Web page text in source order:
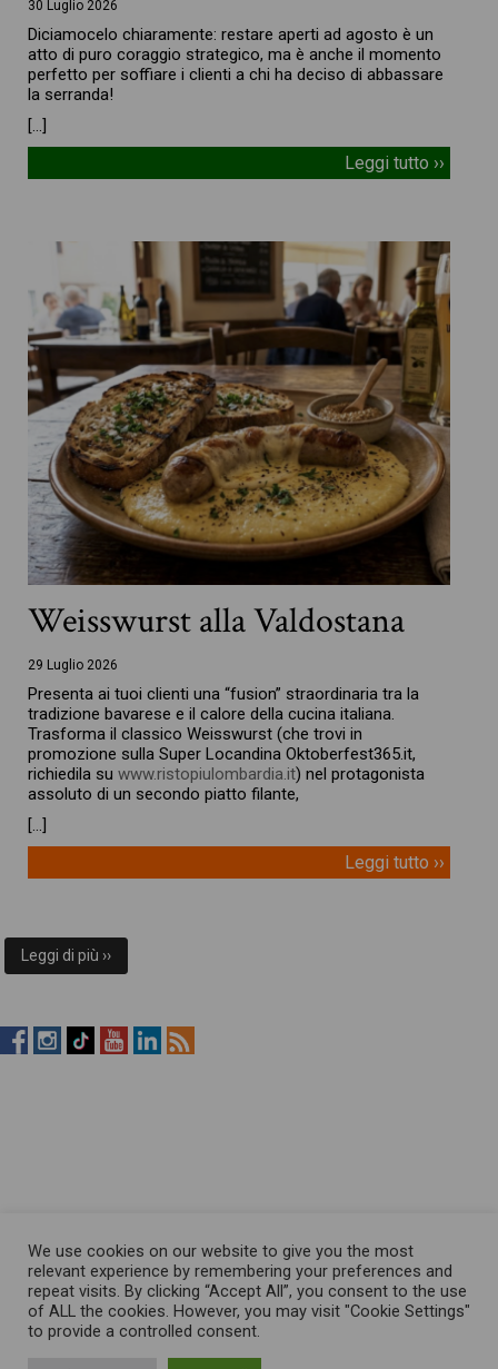
30 Luglio 2026
Diciamocelo chiaramente: restare aperti ad agosto è un
atto di puro coraggio strategico, ma è anche il momento
perfetto per soffiare i clienti a chi ha deciso di abbassare
la serranda!
[…]
Leggi tutto ››
Weisswurst alla Valdostana
29 Luglio 2026
Presenta ai tuoi clienti una “fusion” straordinaria tra la
tradizione bavarese e il calore della cucina italiana.
Trasforma il classico Weisswurst (che trovi in
promozione sulla Super Locandina Oktoberfest365.it,
richiedila suwww.ristopiulombardia.it) nel protagonista
assoluto di un secondo piatto filante,
[…]
Leggi tutto ››
Leggi di più ››
RistopiùNews
RistopiùNews
RistopiùNews
RistopiùNews
RistopiùNews
RSS
We use cookies on our website to give you the most
relevant experience by remembering your preferences and
repeat visits. By clicking “Accept All”, you consent to the use
of ALL the cookies. However, you may visit "Cookie Settings"
to provide a controlled consent.